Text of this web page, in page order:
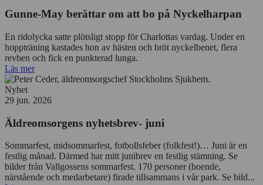
Gunne-May berättar om att bo på Nyckelharpan
En ridolycka satte plötsligt stopp för Charlottas vardag. Under en
hoppträning kastades hon av hästen och bröt nyckelbenet, flera
revben och fick en punkterad lunga.
Läs mer
Nyhet
29 jun. 2026
Äldreomsorgens nyhetsbrev- juni
Sommarfest, midsommarfest, fotbollsfeber (folkfest!)… Juni är en
festlig månad. Därmed har mitt junibrev en festlig stämning. Se
bilder från Vallgossens sommarfest. 170 personer (boende,
närstående och medarbetare) firade tillsammans i vår park. Se bild...